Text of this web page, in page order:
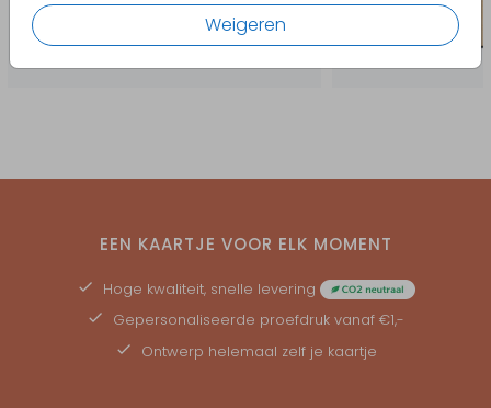
Weigeren
EEN KAARTJE VOOR ELK MOMENT
Hoge kwaliteit, snelle levering
Gepersonaliseerde proefdruk vanaf €1,-
Ontwerp helemaal zelf je kaartje